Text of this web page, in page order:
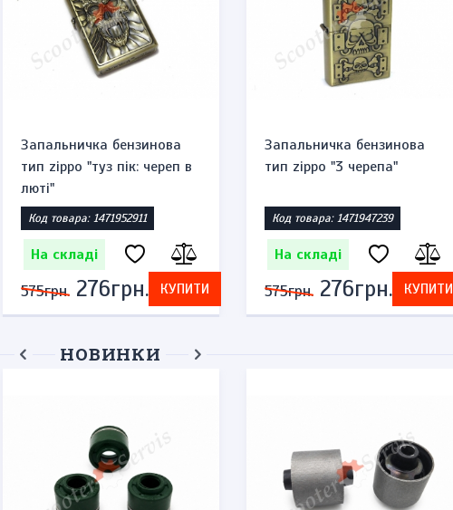
Запальничка бензинова
тип zippo "туз пік: череп в
люті"
Код товара: 1471952911
На складі
575грн. 276грн. КУПИТИ
Запальничка бензинова
тип zippo "3 черепа"
Код товара: 1471947239
На складі
575грн. 276грн. КУПИТИ
НОВИНКИ